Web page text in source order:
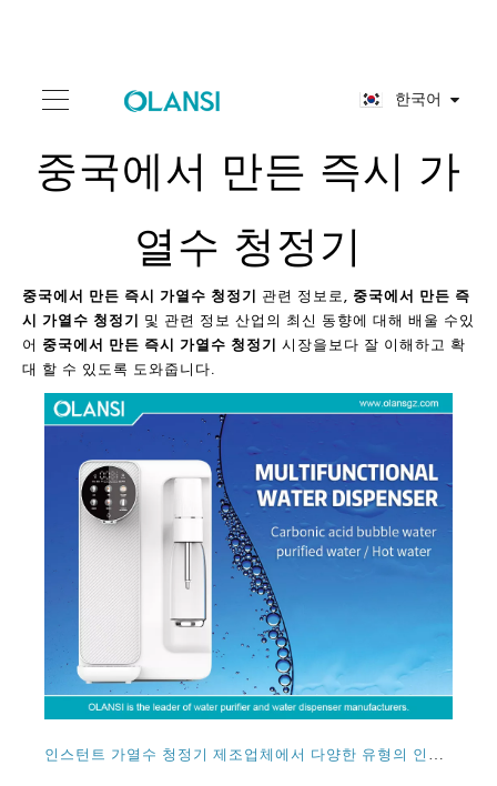
한국어
중국에서 만든 즉시 가
열수 청정기
중국에서 만든 즉시 가열수 청정기 관련 정보로, 중국에서 만든 즉
시 가열수 청정기 및 관련 정보 산업의 최신 동향에 대해 배울 수있
어 중국에서 만든 즉시 가열수 청정기 시장을보다 잘 이해하고 확
대 할 수 있도록 도와줍니다.
인스턴트 가열수 청정기 제조업체에서 다양한 유형의 인스턴트 온수 디스펜서 탐색